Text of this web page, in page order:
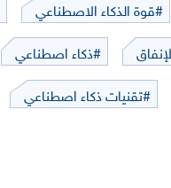
#قوة الذكاء الاصطناعي
#ذكاء اصطناعي
#تقنيات ذكاء اصطناعي